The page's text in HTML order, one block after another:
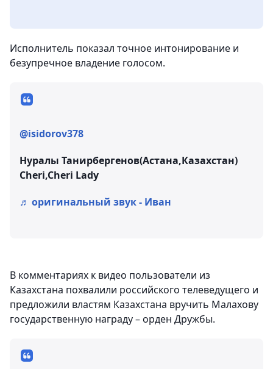
Исполнитель показал точное интонирование и
безупречное владение голосом.
@isidorov378
Нуралы Танирбергенов(Астана,Казахстан)
Cheri,Cheri Lady
♬ оригинальный звук - Иван
В комментариях к видео пользователи из
Казахстана похвалили российского телеведущего и
предложили властям Казахстана вручить Малахову
государственную награду – орден Дружбы.